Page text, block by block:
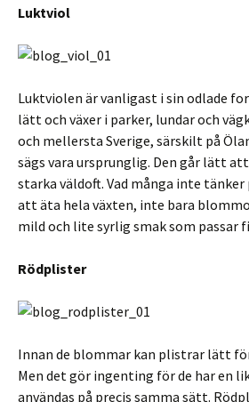
Luktviol
Luktviolen är vanligast i sin odlade
lätt och växer i parker, lundar och
och mellersta Sverige, särskilt på
sägs vara ursprunglig. Den går lätt
starka väldoft. Vad många inte
att äta hela växten, inte bara
mild och lite syrlig smak som passar
Rödplister
Innan de blommar kan plistrar lätt
Men det gör ingenting för de har en
användas på precis samma sätt.